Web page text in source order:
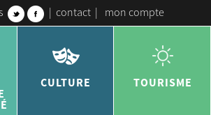
| contact | mon compte
CULTURE TOURISME